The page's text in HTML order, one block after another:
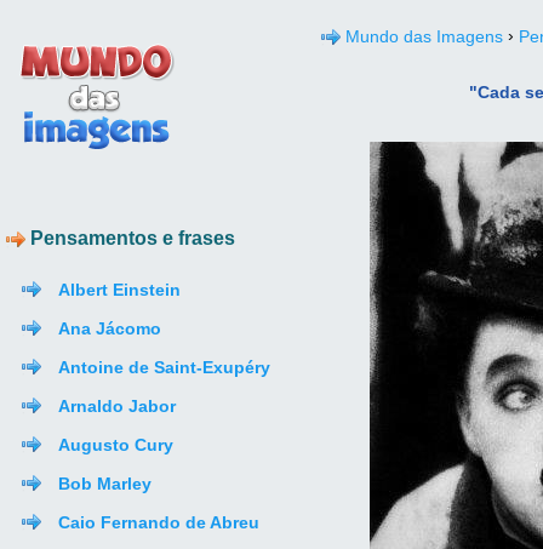
Pensamentos e frases
Albert Einstein
Ana Jácomo
Antoine de Saint-Exupéry
Arnaldo Jabor
Augusto Cury
Bob Marley
Caio Fernando de Abreu
Mundo das Imagens ›
"Cada